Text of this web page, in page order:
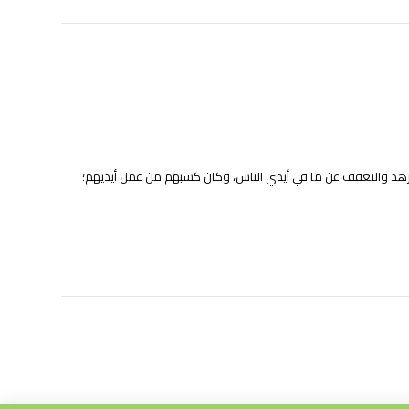
والتعفف عن ما في أيدي الناس، وكان كسبهم من عمل أيديهم؛